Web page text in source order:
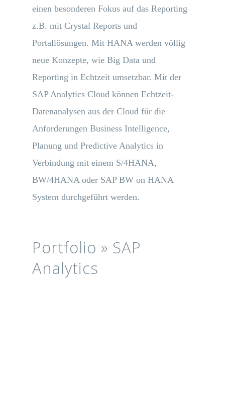
einen besonderen Fokus auf das Reporting
z.B. mit Crystal Reports und
Portallösungen. Mit HANA werden völlig
neue Konzepte, wie Big Data und
Reporting in Echtzeit umsetzbar. Mit der
SAP Analytics Cloud können Echtzeit-
Datenanalysen aus der Cloud für die
Anforderungen Business Intelligence,
Planung und Predictive Analytics in
Verbindung mit einem S/4HANA,
BW/4HANA oder SAP BW on HANA
System durchgeführt werden.
Portfolio » SAP
Analytics